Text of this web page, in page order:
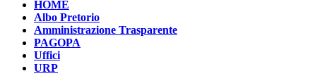
HOME
Albo Pretorio
Amministrazione Trasparente
PAGOPA
Uffici
URP